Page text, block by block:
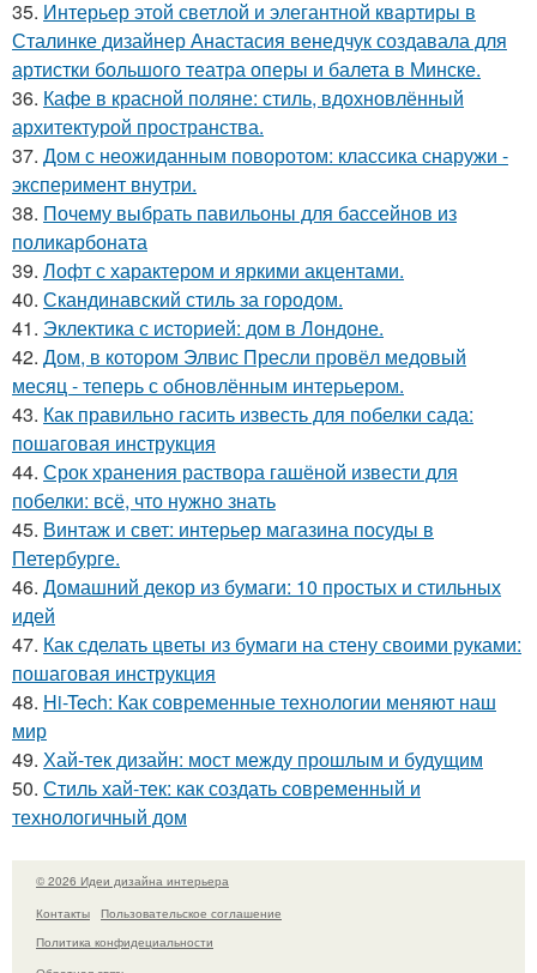
35. Интерьер этой светлой и элегантной квартиры в
Сталинке дизайнер Анастасия венедчук создавала для
артистки большого театра оперы и балета в Минске.
36. Кафе в красной поляне: стиль, вдохновлённый
архитектурой пространства.
37. Дом с неожиданным поворотом: классика снаружи -
эксперимент внутри.
38. Почему выбрать павильоны для бассейнов из
поликарбоната
39. Лофт с характером и яркими акцентами.
40. Скандинавский стиль за городом.
41. Эклектика с историей: дом в Лондоне.
42. Дом, в котором Элвис Пресли провёл медовый
месяц - теперь с обновлённым интерьером.
43. Как правильно гасить известь для побелки сада:
пошаговая инструкция
44. Срок хранения раствора гашёной извести для
побелки: всё, что нужно знать
45. Винтаж и свет: интерьер магазина посуды в
Петербурге.
46. Домашний декор из бумаги: 10 простых и стильных
идей
47. Как сделать цветы из бумаги на стену своими руками:
пошаговая инструкция
48. Hi-Tech: Как современные технологии меняют наш
мир
49. Хай-тек дизайн: мост между прошлым и будущим
50. Стиль хай-тек: как создать современный и
технологичный дом
© 2026 Идеи дизайна интерьера
Контакты
Пользовательское соглашение
Политика конфидециальности